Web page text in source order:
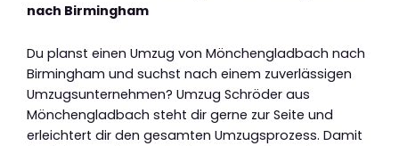
nach Birmingham
Du planst einen Umzug von Mönchengladbach nach
Birmingham und suchst nach einem zuverlässigen
Umzugsunternehmen? Umzug Schröder aus
Mönchengladbach steht dir gerne zur Seite und
erleichtert dir den gesamten Umzugsprozess. Damit